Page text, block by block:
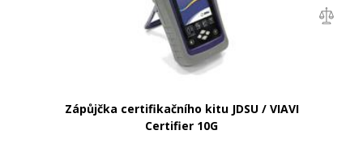
Zápůjčka certifikačního kitu JDSU / VIAVI
Certifier 10G